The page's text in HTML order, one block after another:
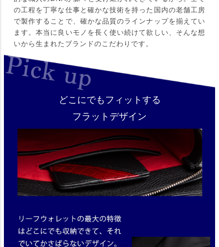
の工程を丁寧な仕事と確かな技術を持った国内の老舗工房
で製作することで、確かな品質のラインナップを揃えてい
ます。本当に良いモノを長く使い続けて欲しい、そんな想
いから生まれたブランドのこだわりです。
どこにでもフィットする
フラットデザイン